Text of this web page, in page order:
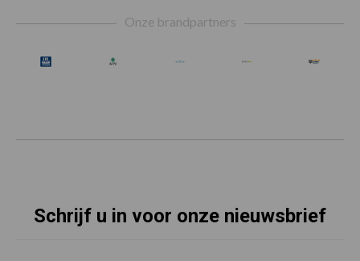
Onze brandpartners
Schrijf u in voor onze nieuwsbrief